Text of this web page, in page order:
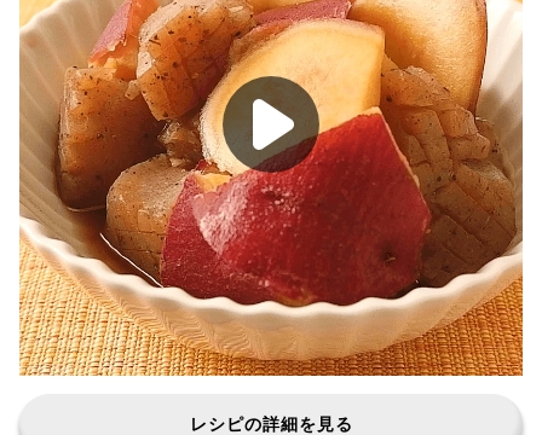
レシピの詳細を見る